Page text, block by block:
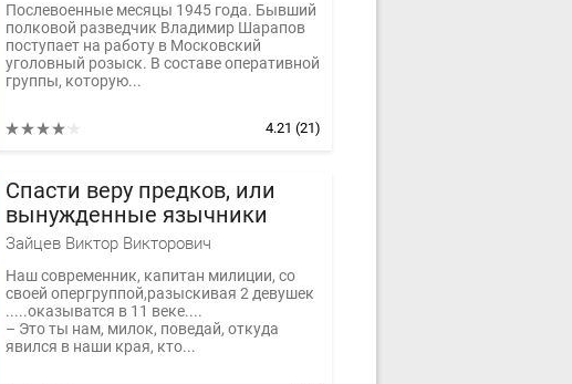
Послевоенные месяцы 1945 года. Бывший
полковой разведчик Владимир Шарапов
поступает на работу в Московский
уголовный розыск. В составе оперативной
группы, которую...
4.21 (21)
Спасти веру предков, или
вынужденные язычники
Зайцев Виктор Викторович
Наш современник, капитан милиции, со
своей опергруппой,разыскивая 2 девушек
.....оказыватся в 11 веке....
– Это ты нам, милок, поведай, откуда
явился в наши края, кто...